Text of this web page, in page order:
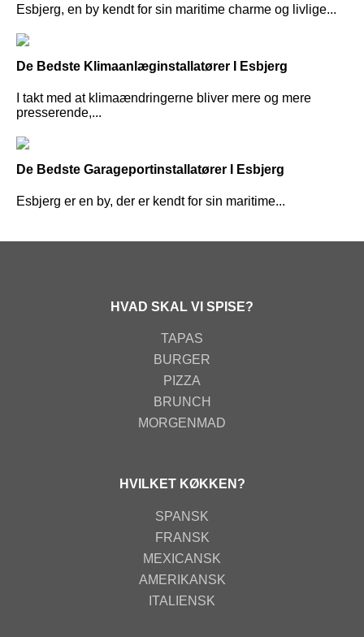
Esbjerg, en by kendt for sin maritime charme og livlige...
De Bedste Klimaanlæginstallatører I Esbjerg
I takt med at klimaændringerne bliver mere og mere
presserende,...
De Bedste Garageportinstallatører I Esbjerg
Esbjerg er en by, der er kendt for sin maritime...
HVAD SKAL VI SPISE?
TAPAS
BURGER
PIZZA
BRUNCH
MORGENMAD
HVILKET KØKKEN?
SPANSK
FRANSK
MEXICANSK
AMERIKANSK
ITALIENSK